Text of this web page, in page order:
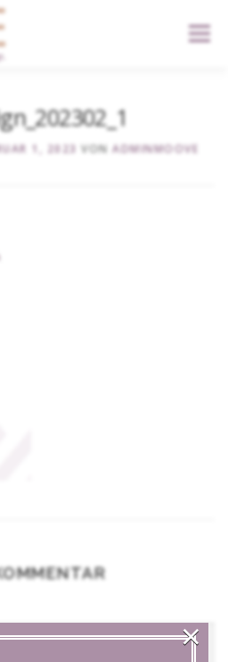
Menü
1, 2023 VON ADMINMOOVE
×